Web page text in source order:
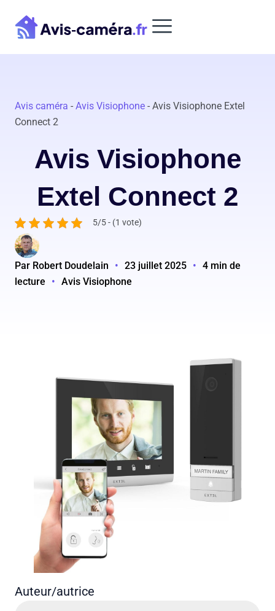
contenu
Avis caméra - Avis Visiophone - Avis Visiophone Extel
Connect 2
Avis Visiophone
Extel Connect 2
5/5 - (1 vote)
Par Robert Doudelain • 23 juillet 2025 • 4 min de
lecture
• Avis Visiophone
Auteur/autrice